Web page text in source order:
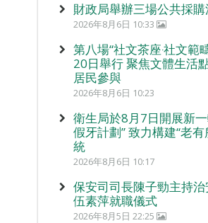
財政局舉辦三場公共採
2026年8月6日 10:33
第八場“社文茶座‧社文範
20日舉行 聚焦文體生活
居民參與
2026年8月6日 10:23
衛生局於8月7日開展新
假牙計劃” 致力構建“老
統
2026年8月6日 10:17
保安司司長陳子勁主持
伍素萍就職儀式
2026年8月5日 22:25